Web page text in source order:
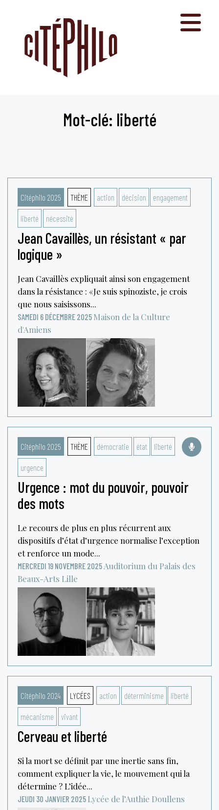
Mot-clé: liberté
Citéphilo 2025 THÈME action décision engagement
liberté nécessité
Jean Cavaillès, un résistant « par
logique »
Jean Cavaillès expliquait ainsi son engagement
dans la résistance : « Je suis spinoziste, je crois
que nous saisissons...
SAMEDI 6 DÉCEMBRE 2025 Maison de la Culture
d'Amiens
Citéphilo 2025 THÈME démocratie état liberté
urgence
Urgence : mot du pouvoir, pouvoir
des mots
Le recours de plus en plus récurrent aux
dispositifs d’état d’urgence normalise l’exception
et renforce un mode...
MERCREDI 19 NOVEMBRE 2025 Auditorium du Palais des
Beaux-Arts Lille
Citéphilo 2024 LYCÉES action déterminisme liberté
mécanisme vivant
Cerveau et liberté
Si la mort se définit par une inertie sans fin,
comment expliquer la vie, le mouvement qui la
détermine ? L’idée...
JEUDI 30 JANVIER 2025 Lycée de l’Authie Doullens